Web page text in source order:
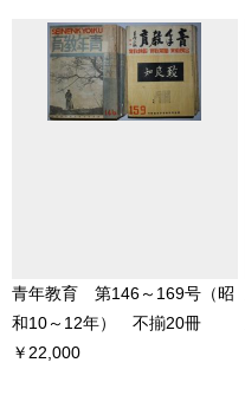
青年教育 第146～169号（昭
和10～12年） 不揃20冊
￥22,000